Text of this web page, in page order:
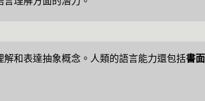
和表達抽象概念。人類的語言能力還包括書